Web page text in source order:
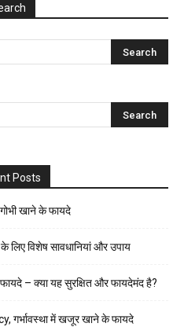
Posts
गोभी खाने के फायदे
लिए विशेष सावधानियां और उपाय
– क्या यह सुरक्षित और फायदेमंद है?
गर्भावस्था में खजूर खाने के फायदे